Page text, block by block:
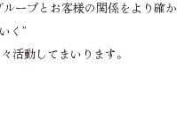
ープとお客様の関係をより確か
く”
活動してまいります。